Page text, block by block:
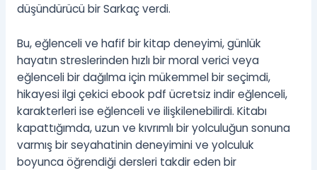
düşündürücü bir Sarkaç verdi.
Bu, eğlenceli ve hafif bir kitap deneyimi, günlük
hayatın streslerinden hızlı bir moral verici veya
eğlenceli bir dağılma için mükemmel bir seçimdi,
hikayesi ilgi çekici ebook pdf ücretsiz indir eğlenceli,
karakterleri ise eğlenceli ve ilişkilenebilirdi. Kitabı
kapattığımda, uzun ve kıvrımlı bir yolculuğun sonuna
varmış bir seyahatinin deneyimini ve yolculuk
boyunca öğrendiği dersleri takdir eden bir